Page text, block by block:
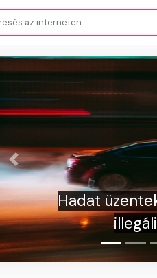
a rendőrség az
Előző